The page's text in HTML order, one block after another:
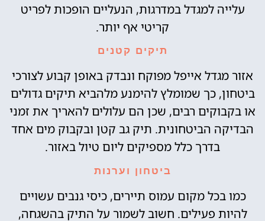
עלייה למגדל במדרגות, הנעליים הופכות לפריט
קריטי אף יותר.
תיקים קטנים
אזור מגדל אייפל מפוקח ונבדק באופן קבוע לצורכי
ביטחון, כך שמומלץ להימנע מלהביא תיקים גדולים
או בקבוקים רבים, שכן הם עלולים להאריך את זמני
הבדיקה הביטחונית. תיק גב קטן ובקבוק מים אחד
בדרך כלל מספיקים ליום טיול באזור.
ביטחון וערנות
כמו בכל מקום עמוס תיירים, כיסי גנבים עשויים
להיות פעילים. חשוב לשמור על התיק בהשגחה,